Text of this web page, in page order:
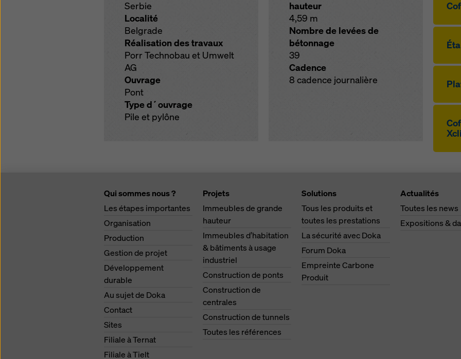
Serbie
Localité
Belgrade
Réalisation des travaux
Porr Technobau et Umwelt
AG
Ouvrage
Pont
Type d´ouvrage
Pile et pylône
hauteur
4,59 m
Nombre de levées de
bétonnage
39
Cadence
8 cadence journalière
Qui sommes nous ?
Les étapes importantes
Organisation
Production
Gestion de projet
Développement
durable
Au sujet de Doka
Contact
Sites
Filiale à Ternat
Filiale à Tielt
Projets
Immeubles de grande
hauteur
Immeubles d’habitation
& bâtiments à usage
industriel
Construction de ponts
Construction de
centrales
Construction de tunnels
Toutes les références
Solutions
Tous les produits et
toutes les prestations
La sécurité avec Doka
Forum Doka
Empreinte Carbone
Produit
Actualités
Toutes les news
Expositions &